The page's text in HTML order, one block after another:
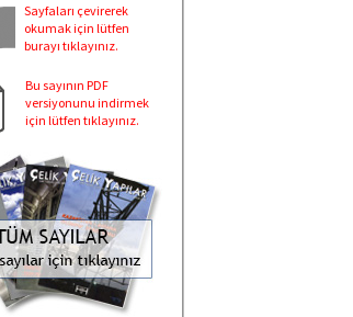
Sayfaları çevirerek
okumak için lütfen
burayı tıklayınız.
Bu sayının PDF
versiyonunu indirmek
için lütfen tıklayınız.